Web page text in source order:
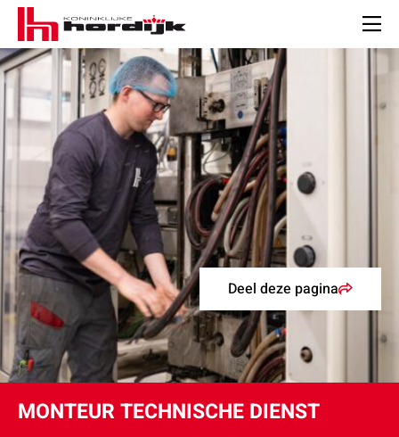
Koninklijke
Hordijk
MONTEUR TECHNISCHE DIENST
Deel deze pagina